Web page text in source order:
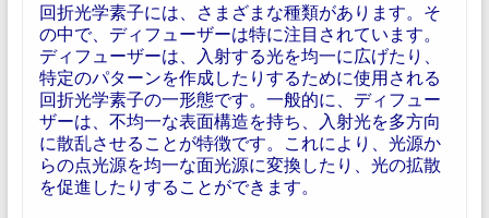
回折光学素子には、さまざまな種類があります。そ
の中で、ディフューザーは特に注目されています。
ディフューザーは、入射する光を均一に広げたり、
特定のパターンを作成したりするために使用される
回折光学素子の一形態です。一般的に、ディフュー
ザーは、不均一な表面構造を持ち、入射光を多方向
に散乱させることが特徴です。これにより、光源か
らの点光源を均一な面光源に変換したり、光の拡散
を促進したりすることができます。